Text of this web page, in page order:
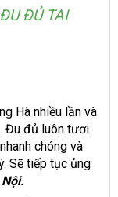
ĐỦ TAI
Hà nhiều lần và
Đu đủ luôn tươi
chóng và
Sẽ tiếp tục ủng